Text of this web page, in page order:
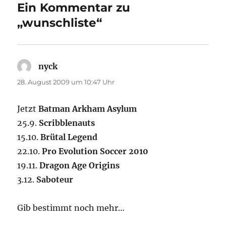
Ein Kommentar zu
„wunschliste“
nycksagt:
28. August 2009 um 10:47 Uhr
JetztBatman Arkham Asylum
25.9. Scribblenauts
15.10.Brütal Legend
22.10.Pro Evolution Soccer 2010
19.11.Dragon Age Origins
3.12. Saboteur
Gib bestimmt noch mehr…